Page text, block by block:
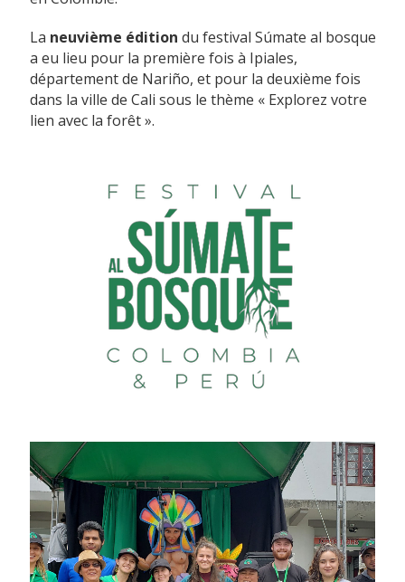
La neuvième édition du festival Súmate al bosque
a eu lieu pour la première fois à Ipiales,
département de Nariño, et pour la deuxième fois
dans la ville de Cali sous le thème « Explorez votre
lien avec la forêt ».